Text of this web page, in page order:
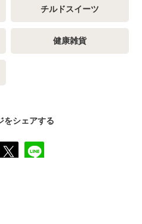
チルドスイーツ
健康雑貨
をシェアする